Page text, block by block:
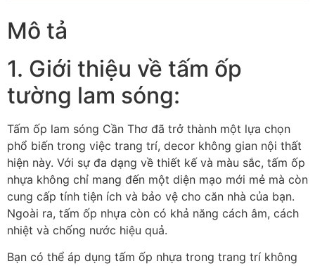
Mô tả
1. Giới thiệu về tấm ốp
tường lam sóng:
Tấm ốp lam sóng Cần Thơ đã trở thành một lựa chọn
phổ biến trong việc trang trí, decor không gian nội thất
hiện này. Với sự đa dạng về thiết kế và màu sắc, tấm ốp
nhựa không chỉ mang đến một diện mạo mới mẻ mà còn
cung cấp tính tiện ích và bảo vệ cho căn nhà của bạn.
Ngoài ra, tấm ốp nhựa còn có khả năng cách âm, cách
nhiệt và chống nước hiệu quả.
Bạn có thể áp dụng tấm ốp nhựa trong trang trí không